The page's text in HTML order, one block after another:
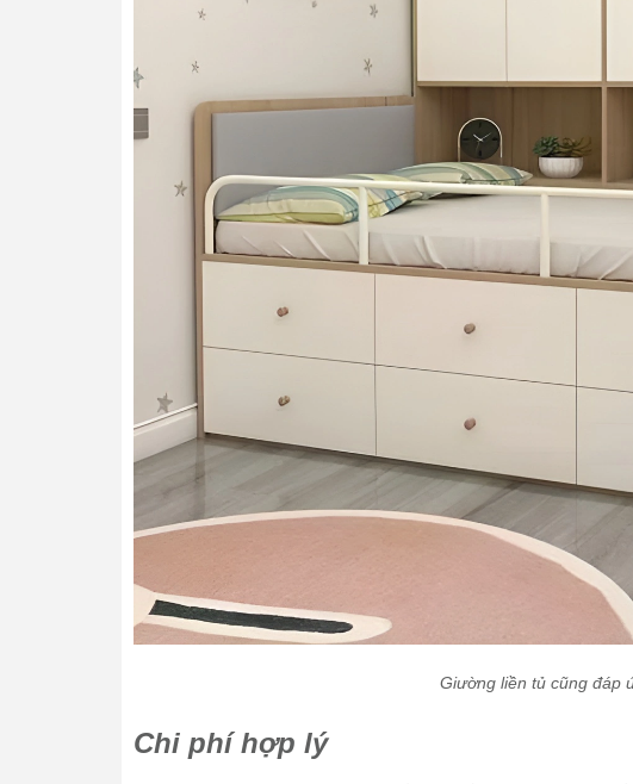
Giường liền tủ cũng đáp
Chi phí hợp lý